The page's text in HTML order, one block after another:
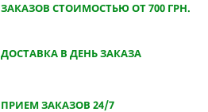
ЗАКАЗОВ СТОИМОСТЬЮ ОТ 700 ГРН.
ДОСТАВКА В ДЕНЬ ЗАКАЗА
ПРИЕМ ЗАКАЗОВ 24/7